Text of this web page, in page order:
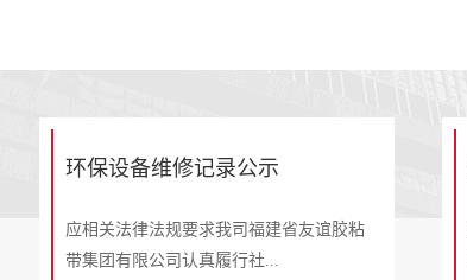
环保设备维修记录公示
应相关法律法规要求我司福建省友谊胶粘
带集团有限公司认真履行社...